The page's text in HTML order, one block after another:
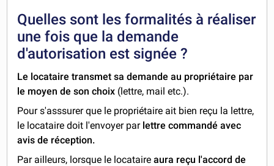
Quelles sont les formalités à réaliser
une fois que la demande
d'autorisation est signée ?
Le locataire transmet sa demande au propriétaire par
le moyen de son choix (lettre, mail etc.).
Pour s'asssurer que le propriétaire ait bien reçu la lettre,
le locataire doit l'envoyer par lettre commandé avec
avis de réception.
Par ailleurs, lorsque le locataireaura reçu l'accord de